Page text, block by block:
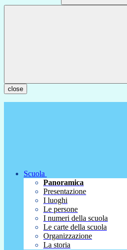
close
Scuola
Panoramica
Presentazione
I luoghi
Le persone
I numeri della scuola
Le carte della scuola
Organizzazione
La storia